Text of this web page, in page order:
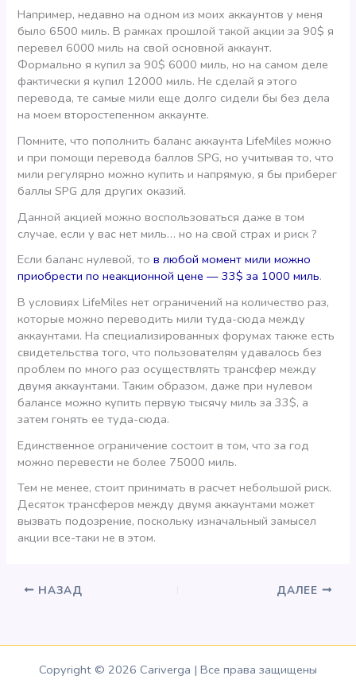
Например, недавно на одном из моих аккаунтов у меня
было 6500 миль. В рамках прошлой такой акции за 90$ я
перевел 6000 миль на свой основной аккаунт.
Формально я купил за 90$ 6000 миль, но на самом деле
фактически я купил 12000 миль. Не сделай я этого
перевода, те самые мили еще долго сидели бы без дела
на моем второстепенном аккаунте.
Помните, что пополнить баланс аккаунта LifeMiles можно
и при помощи перевода баллов SPG, но учитывая то, что
мили регулярно можно купить и напрямую, я бы приберег
баллы SPG для других оказий.
Данной акцией можно воспользоваться даже в том
случае, если у вас нет миль… но на свой страх и риск ?
Если баланс нулевой, тов любой момент мили можно
приобрести по неакционной цене — 33$ за 1000 миль.
В условиях LifeMiles нет ограничений на количество раз,
которые можно переводить мили туда-сюда между
аккаунтами. На специализированных форумах также есть
свидетельства того, что пользователям удавалось без
проблем по много раз осуществлять трансфер между
двумя аккаунтами. Таким образом, даже при нулевом
балансе можно купить первую тысячу миль за 33$, а
затем гонять ее туда-сюда.
Единственное ограничение состоит в том, что за год
можно перевести не более 75000 миль.
Тем не менее, стоит принимать в расчет небольшой риск.
Десяток трансферов между двумя аккаунтами может
вызвать подозрение, поскольку изначальный замысел
акции все-таки не в этом.
НАЗАД ДАЛЕЕ
Copyright © 2026 Cariverga | Все права защищены